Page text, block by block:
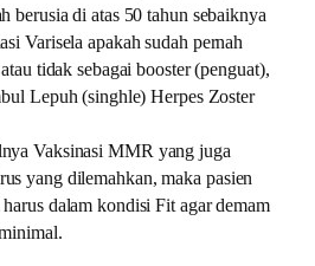
berusia di atas 50 tahun sebaiknya
Varisela apakah sudah pernah
tidak sebagai booster (penguat),
Lepuh (singhle) Herpes Zoster
Vaksinasi MMR yang juga
yang dilemahkan, maka pasien
dalam kondisi Fit agar demam